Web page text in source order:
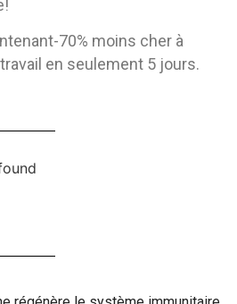
70% moins cher à
en seulement 5 jours. ⠀